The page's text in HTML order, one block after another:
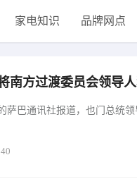
家电知识 品牌网点
南方过渡委员会领导
萨巴通讯社报道，也门总统